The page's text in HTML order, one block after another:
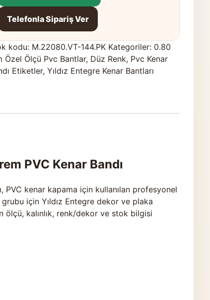
Telefonla Sipariş Ver
kodu: M.22080.VT-144.PK Kategoriler: 0.80
Özel Ölçü Pvc Bantlar, Düz Renk, Pvc Kenar
Etiketler,Yıldız Entegre Kenar Bantları
PVC Kenar Bandı
PVC kenar kapama için kullanılan profesyonel
için Yıldız Entegre dekor ve plaka
ölçü, kalınlık, renk/dekor ve stok bilgisi